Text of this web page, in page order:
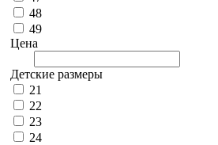
48
49
Цена
Детские размеры
21
22
23
24